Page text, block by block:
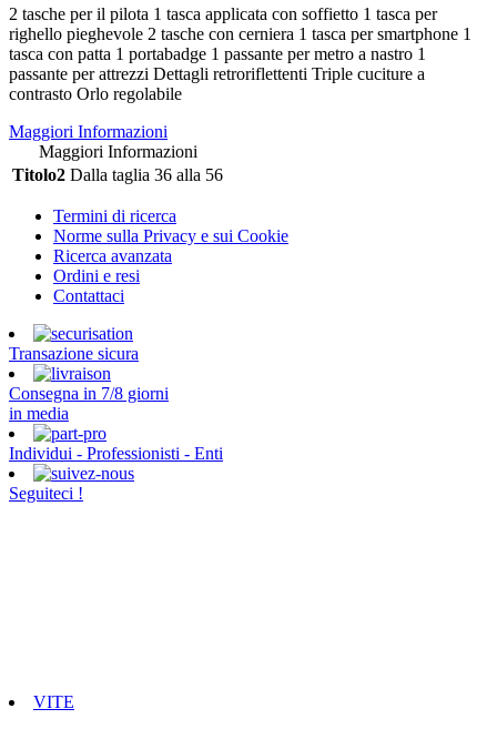
2 tasche per il pilota 1 tasca applicata con soffietto 1 tasca per
righello pieghevole 2 tasche con cerniera 1 tasca per smartphone 1
tasca con patta 1 portabadge 1 passante per metro a nastro 1
passante per attrezzi Dettagli retroriflettenti Triple cuciture a
contrasto Orlo regolabile
Maggiori Informazioni
Maggiori Informazioni
Titolo2 Dalla taglia 36 alla 56
Termini di ricerca
Norme sulla Privacy e sui Cookie
Ricerca avanzata
Ordini e resi
Contattaci
Transazione sicura
Consegna in 7/8 giorni
in media
Individui - Professionisti - Enti
Seguiteci !
VITE